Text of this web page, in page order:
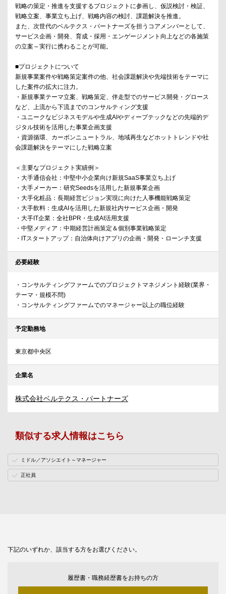
戦略の策定・推進を支援するプロジェクトに参画し、仮説検討・検証、
戦略立案、事業立ち上げ、戦略内容の検討、課題解決を推進。
また、次世代のベルテクス・パートナーズを担うコアメンバーとして、
サービス企画・開発、育成・採用・エンゲージメント向上などの各施策
の立案～実行に携わることが可能。
■プロジェクトについて
新規事業案件や戦略策定案件の他、社会課題解決や先端技術をテーマに
した案件の拡大に注力。
・新規事業テーマ立案、戦略策定、伴走型でのサービス開発・グロース
など、上流から下流までのコンサルティング支援
・ユニークなビジネスモデルや生成AIやディープテックなどの先端的デ
ジタル技術を活用した事業企画支援
・資源循環、カーボンニュートラル、地域再生などホットトレンドや社
会課題解決をテーマにした戦略立案
＜主要なプロジェクト実績例＞
・大手通信会社：中堅中小企業向け新規SaaS事業立ち上げ
・大手メーカー：研究Seedsを活用した新規事業企画
・大手化粧品：長期経営ビジョン実現に向けた人事機能戦略策定
・大手飲料：生成AIを活用した新規社内サービス企画・開発
・大手IT企業：全社BPR・生成AI活用支援
・中堅メディア：中期経営計画策定＆個別事業戦略策定
・ITスタートアップ：自治体向けアプリの企画・開発・ローンチ支援
必要経験
・コンサルティングファームでのプロジェクトマネジメント経験(業界・
テーマ・規模不問)
・コンサルティングファームでのマネージャー以上の職位経験
予定勤務地
東京都中央区
企業名
株式会社ベルテクス・パートナーズ
類似する求人情報はこちら
ミドル／アソシエイト～マネージャー
正社員
下記のいずれか、該当する方をお選びください。
履歴書・職務経歴書をお持ちの方